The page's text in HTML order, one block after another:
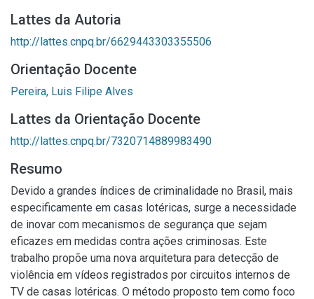
Lattes da Autoria
http://lattes.cnpq.br/6629443303355506
Orientação Docente
Pereira, Luis Filipe Alves
Lattes da Orientação Docente
http://lattes.cnpq.br/7320714889983490
Resumo
Devido a grandes índices de criminalidade no Brasil, mais
especificamente em casas lotéricas, surge a necessidade
de inovar com mecanismos de segurança que sejam
eficazes em medidas contra ações criminosas. Este
trabalho propõe uma nova arquitetura para detecção de
violência em vídeos registrados por circuitos internos de
TV de casas lotéricas. O método proposto tem como foco